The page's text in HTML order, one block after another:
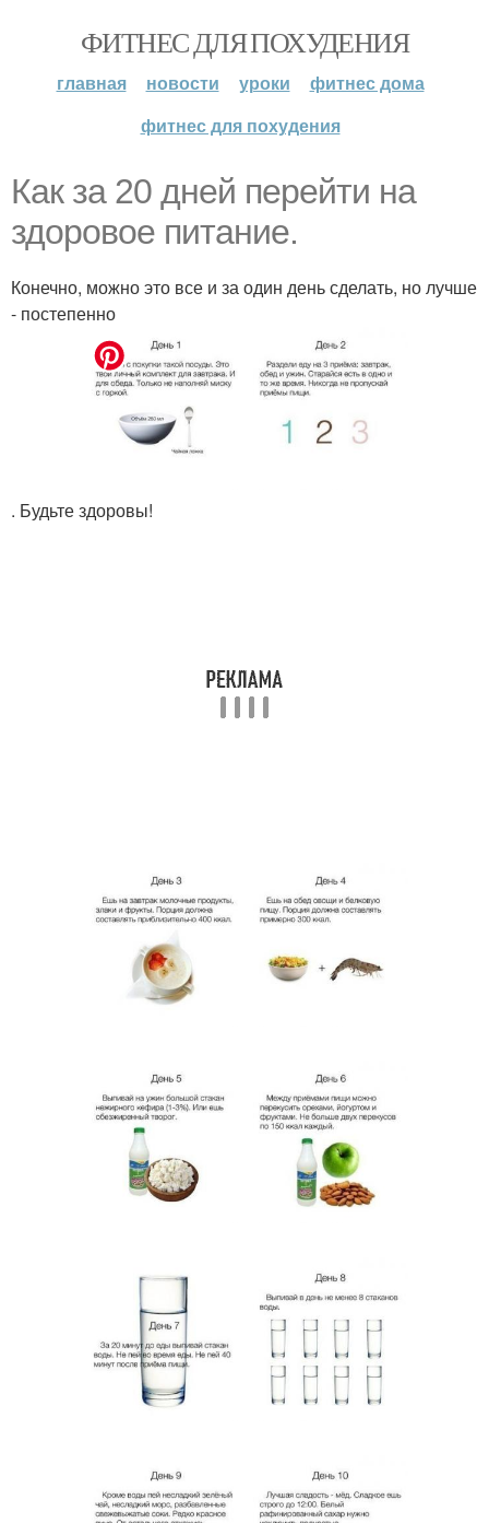
ФИТНЕС ДЛЯ ПОХУДЕНИЯ
главная новости уроки
фитнес дома
фитнес для похудения
Как за 20 дней перейти на
здоровое питание.
Конечно, можно это все и за один день сделать, но лучше
- постепенно
. Будьте здоровы!